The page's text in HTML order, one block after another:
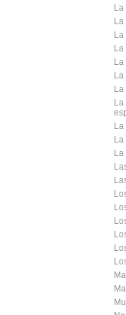
La